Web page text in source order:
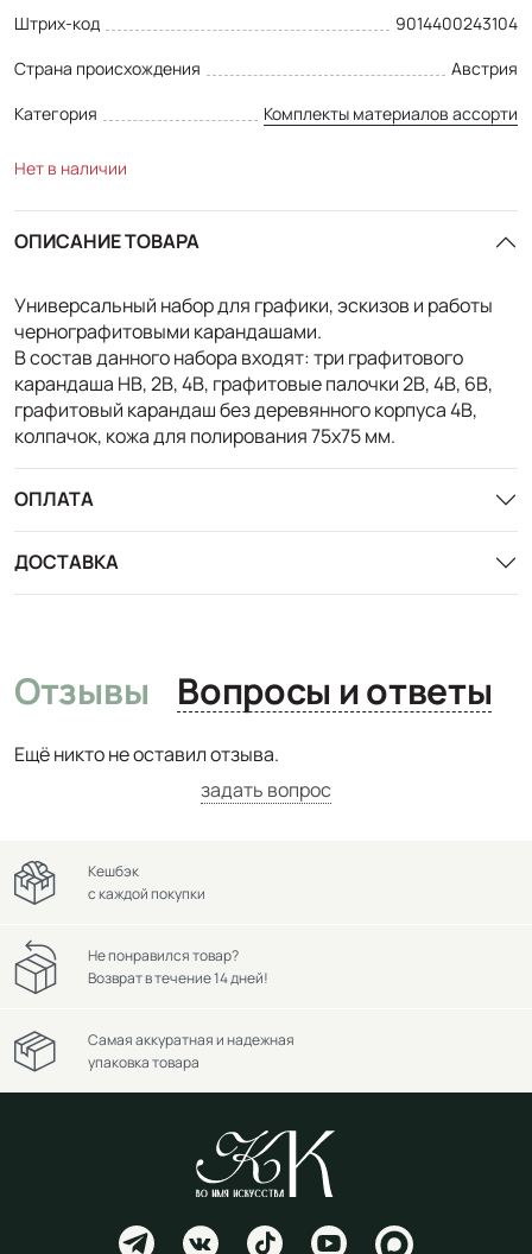
Штрих-код
9014400243104
Страна происхождения
Австрия
Категория
Комплекты материалов ассорти
Нет в наличии
ОПИСАНИЕ ТОВАРА
Универсальный набор для графики, эскизов и работы
чернографитовыми карандашами.
В состав данного набора входят: три графитового
карандаша HB, 2B, 4B, графитовые палочки 2B, 4B, 6B,
графитовый карандаш без деревянного корпуса 4B,
колпачок, кожа для полирования 75x75 мм.
ОПЛАТА
ДОСТАВКА
Отзывы Вопросы и ответы
Ещё никто не оставил отзыва.
задать вопрос
Кешбэк
с каждой покупки
Не понравился товар?
Возврат в течение 14 дней!
Самая аккуратная и надежная
упаковка товара